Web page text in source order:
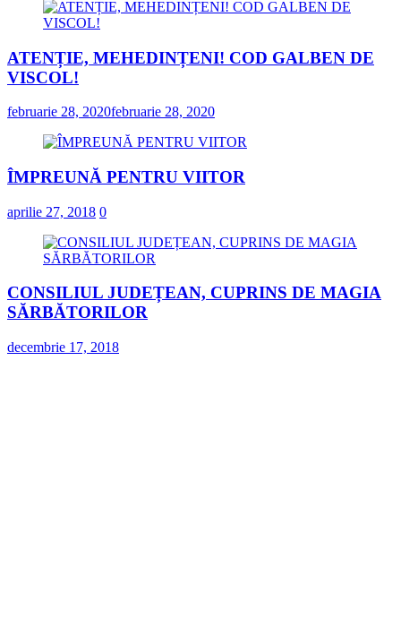
ATENȚIE, MEHEDINȚENI! COD GALBEN DE
VISCOL!
februarie 28, 2020februarie 28, 2020
ÎMPREUNĂ PENTRU VIITOR
aprilie 27, 2018 0
CONSILIUL JUDEȚEAN, CUPRINS DE MAGIA
SĂRBĂTORILOR
decembrie 17, 2018